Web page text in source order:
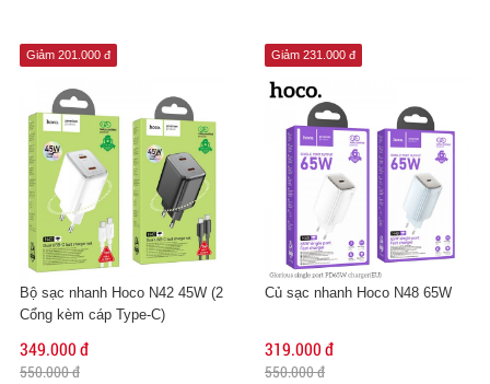
Giảm 201.000 đ
Bộ sạc nhanh Hoco N42 45W (2
Cổng kèm cáp Type-C)
349.000 đ
550.000 đ
Giảm 231.000 đ
Củ sạc nhanh Hoco N48 65W
319.000 đ
550.000 đ